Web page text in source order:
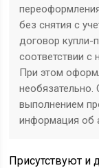
без снятия с
договор купли-
соответствии
При этом
необязательно.
выполнением
информация об
Присутствуют и